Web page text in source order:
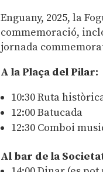
Enguany, 2025, la
commemoració,
jornada
A la Plaça del Pilar:
10:30 Ruta
12:00 Batucada
12:30 Comboi
Al bar de la